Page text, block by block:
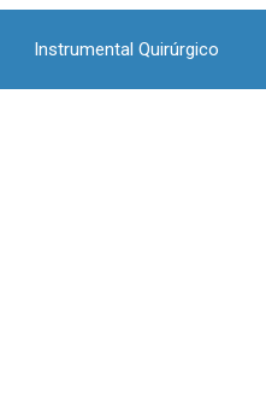
Instrumental Quirúrgico